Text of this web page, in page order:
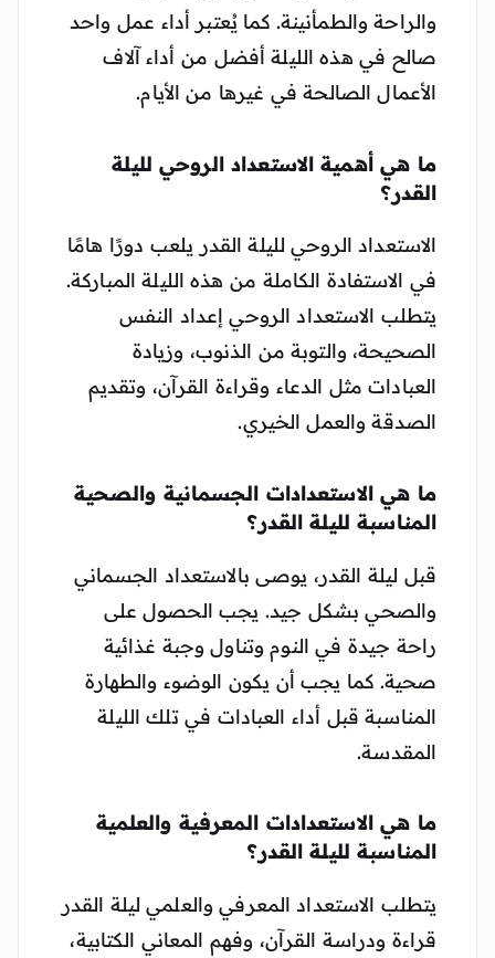
والراحة والطمأنينة. كما يُعتبر أداء عمل واحد
صالح في هذه الليلة أفضل من أداء آلاف
الأعمال الصالحة في غيرها من الأيام.
ما هي أهمية الاستعداد الروحي لليلة
القدر؟
الاستعداد الروحي لليلة القدر يلعب دورًا هامًا
في الاستفادة الكاملة من هذه الليلة المباركة.
يتطلب الاستعداد الروحي إعداد النفس
الصحيحة، والتوبة من الذنوب، وزيادة
العبادات مثل الدعاء وقراءة القرآن، وتقديم
الصدقة والعمل الخيري.
ما هي الاستعدادات الجسمانية والصحية
المناسبة لليلة القدر؟
قبل ليلة القدر، يوصى بالاستعداد الجسماني
والصحي بشكل جيد. يجب الحصول على
راحة جيدة في النوم وتناول وجبة غذائية
صحية. كما يجب أن يكون الوضوء والطهارة
المناسبة قبل أداء العبادات في تلك الليلة
المقدسة.
ما هي الاستعدادات المعرفية والعلمية
المناسبة لليلة القدر؟
يتطلب الاستعداد المعرفي والعلمي ليلة القدر
قراءة ودراسة القرآن، وفهم المعاني الكتابية،